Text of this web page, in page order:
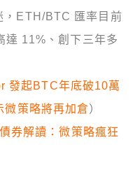
，ETH/BTC 匯率目前
達 11%、創下三年多
發起BTC年底破10萬
微策略將再加倉）
券解讀：微策略瘋狂